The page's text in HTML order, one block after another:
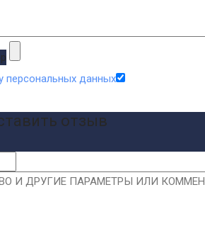
персональных данных
отзыв